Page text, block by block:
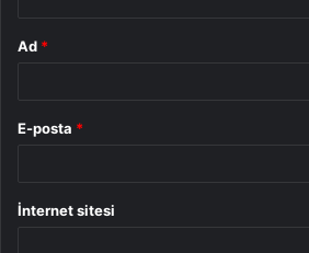
Ad *
E-posta *
İnternet sitesi